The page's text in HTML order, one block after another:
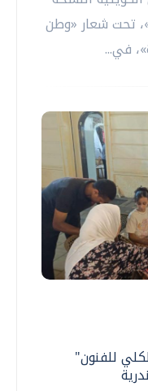
تحت شعار «وطن
في...
للفنون"